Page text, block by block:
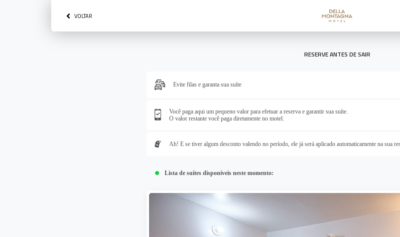
VOLTAR
RESERVE ANTES DE SAIR
Evite filas e garanta sua suíte
Você paga aqui um pequeno valor para efetuar a reserva e garantir sua suíte.
O valor restante você paga diretamente no motel.
Ah! E se tiver algum desconto valendo no período, ele já será aplicado automaticamente na sua
Lista de suítes disponíveis neste momento: